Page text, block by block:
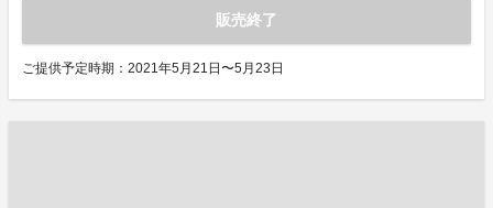
販売終了
ご提供予定時期：2021年5月21日〜5月23日